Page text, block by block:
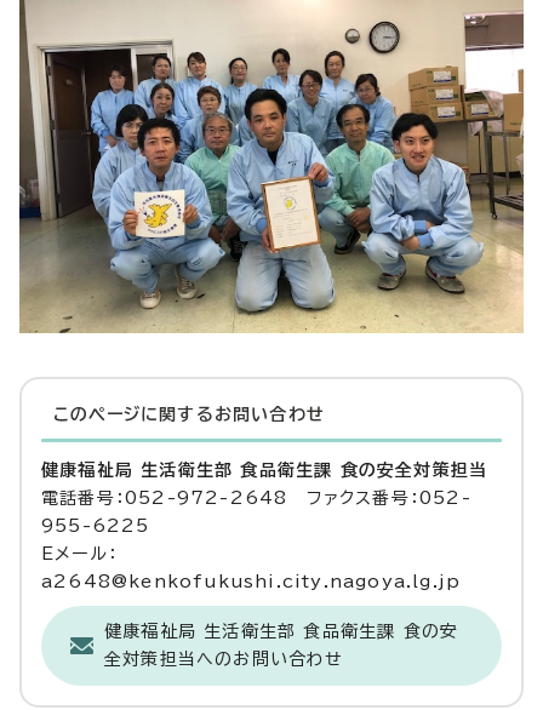
このページに関する お問い合わせ
健康福祉局 生活衛生部 食品衛生課 食の安全対策担当
電話番号：052-972-2648 ファクス番号：052-
955-6225
Eメール：
a2648@kenkofukushi.city.nagoya.lg.jp
健康福祉局 生活衛生部 食品衛生課 食の安
全対策担当へのお問い合わせ